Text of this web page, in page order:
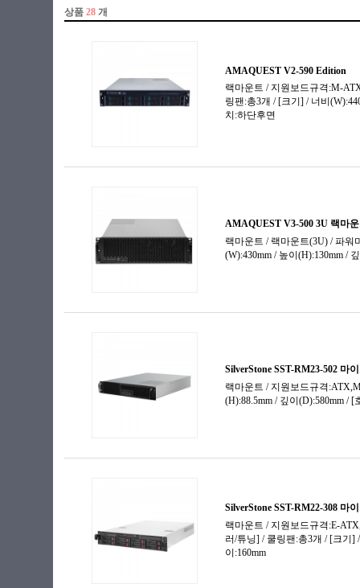
슬림(일반)